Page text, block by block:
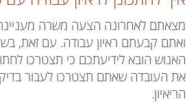
מצאתם לאחרונה הצעה משרה
ואתם קבעתם ראיון עבודה. עם זאת,
האנוש הובא לידיעתכם כי תצטרכו
את העובדה שאתם תצטרכו לעבור
הריאיון.